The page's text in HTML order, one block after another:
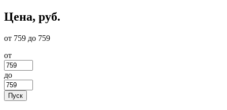
Цена, руб.
от 759 до 759
от
до